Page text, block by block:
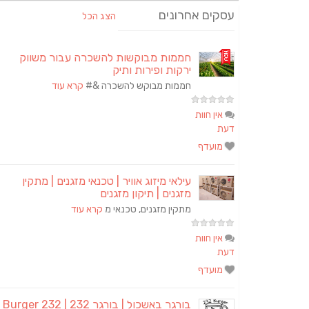
עסקים אחרונים הצג הכל
חממות מבוקשות להשכרה עבור משווק
ירקות ופירות ותיק
חממות מבוקש להשכרה &# קרא עוד
אין חוות
דעת
מועדף
עילאי מיזוג אוויר | טכנאי מזגנים | מתקין
מזגנים | תיקון מזגנים
מתקין מזגנים, טכנאי מ קרא עוד
אין חוות
דעת
מועדף